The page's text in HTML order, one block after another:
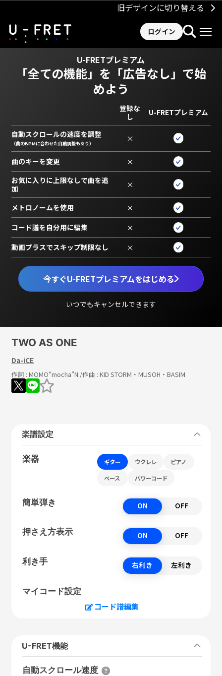
旧デザインに切り替える
ログイン
U-FRETプレミアム
「全ての機能」を 「広告なし」で始
めよう
今すぐU-FRETプレミアムをはじめる
いつでもキャンセルできます
登録な
し
U-FRETプレミアム
自動スクロールの速度を調整
（曲のBPMに合わせた自動調整もあり） ×
曲のキーを変更 ×
お気に入りに上限なしで曲を追
加
×
メトロノームを使用 ×
コード譜を自分用に編集 ×
動画プラスでスキップ制限なし ×
TWO AS ONE
Da-iCE
作詞 : MOMO“mocha”N./作曲 : KID STORM・MUSOH・BASIM
楽譜設定
楽器 ギター ウクレレ ピアノ
ベース パワーコード
簡単弾き ON OFF
押さえ方表示 ON OFF
利き手 右利き 左利き
マイコード設定
コード譜編集
U-FRET機能
自動スクロール速度